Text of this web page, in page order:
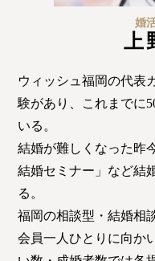
婚
上
ウィッシュ福岡の代表
験があり、これまでに
いる。
結婚が難しくなった昨
結婚セミナー」など結
る。
福岡の相談型・結婚相
会員一人ひとりに向か